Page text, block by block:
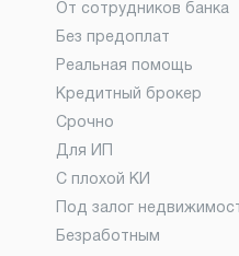
От сотрудников банка
Без предоплат
Реальная помощь
Кредитный брокер
Срочно
Для ИП
С плохой КИ
Под залог
Безработным